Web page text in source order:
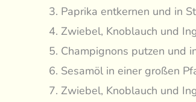
Paprika entkernen und in
Zwiebel, Knoblauch und
Champignons putzen und
Sesamöl in einer großen
Zwiebel, Knoblauch und